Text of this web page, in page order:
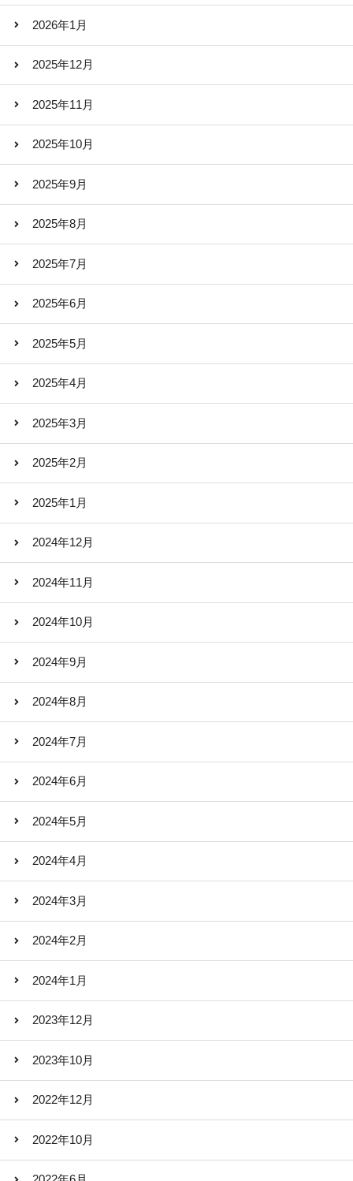
2026年1月
2025年12月
2025年11月
2025年10月
2025年9月
2025年8月
2025年7月
2025年6月
2025年5月
2025年4月
2025年3月
2025年2月
2025年1月
2024年12月
2024年11月
2024年10月
2024年9月
2024年8月
2024年7月
2024年6月
2024年5月
2024年4月
2024年3月
2024年2月
2024年1月
2023年12月
2023年10月
2022年12月
2022年10月